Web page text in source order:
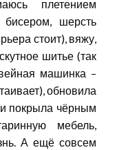
плетением
бисером, шерсть
стоит), вяжу,
шитье (так
машинка –
обновила
покрыла чёрным
мебель,
А ещё совсем